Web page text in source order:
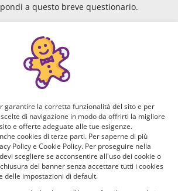
a questo breve questionario.
Domanda 1 di 4:
decorate insieme la casa per Natale?
Quanti anni ha?
di 4-5 anni
di 6-13 anni
garantire la corretta funzionalità del sito e per
di navigazione in modo da offrirti la migliore
e offerte adeguate alle tue esigenze.
cookies di terze parti. Per saperne di più
Policy e Cookie Policy. Per proseguire nella
scegliere se acconsentire all'uso dei cookie o
del banner senza accettare tutti i cookies
delle impostazioni di default.